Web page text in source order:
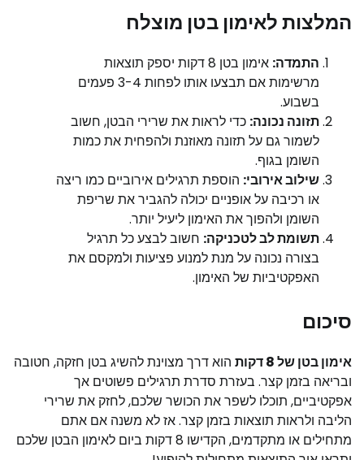
המלצות לאימון בטן מוצלח
התמדה:
אימון בטן 8 דקות יספק תוצאות
מרשימות אם תבצעו אותו לפחות 3-4 פעמים
בשבוע.
תזונה נכונה: כדי לראות את שרירי הבטן, חשוב
לשמור גם על תזונה מאוזנת ולהפחית את כמות
השומן בגוף.
שילוב אירובי: הוספת תרגילים אירוביים כמו ריצה
או רכיבה על אופניים יכולה להגביר את שריפת
השומן ולהפוך את האימון ליעיל יותר.
תשומת לב לטכניקה: חשוב לבצע כל תרגיל
בצורה נכונה על מנת למנוע פציעות ולמקסם את
האפקטיביות של האימון.
סיכום
אימון בטן של 8 דקות
הוא דרך מצוינת להשיג בטן חזקה, חטובה
ובריאה בזמן קצר. בעזרת סדרת תרגילים פשוטים אך
אפקטיביים, תוכלו לשפר את הכושר שלכם, לחזק את שרירי
הליבה ולראות תוצאות בזמן קצר. אז לא משנה אם אתם
מתחילים או מתקדמים, הקדישו 8 דקות ביום לאימון הבטן שלכם